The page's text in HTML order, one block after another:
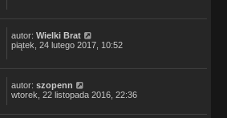
autor: Wielki Brat
piątek, 24 lutego 2017, 10:52
autor: szopenn
wtorek, 22 listopada 2016, 22:36